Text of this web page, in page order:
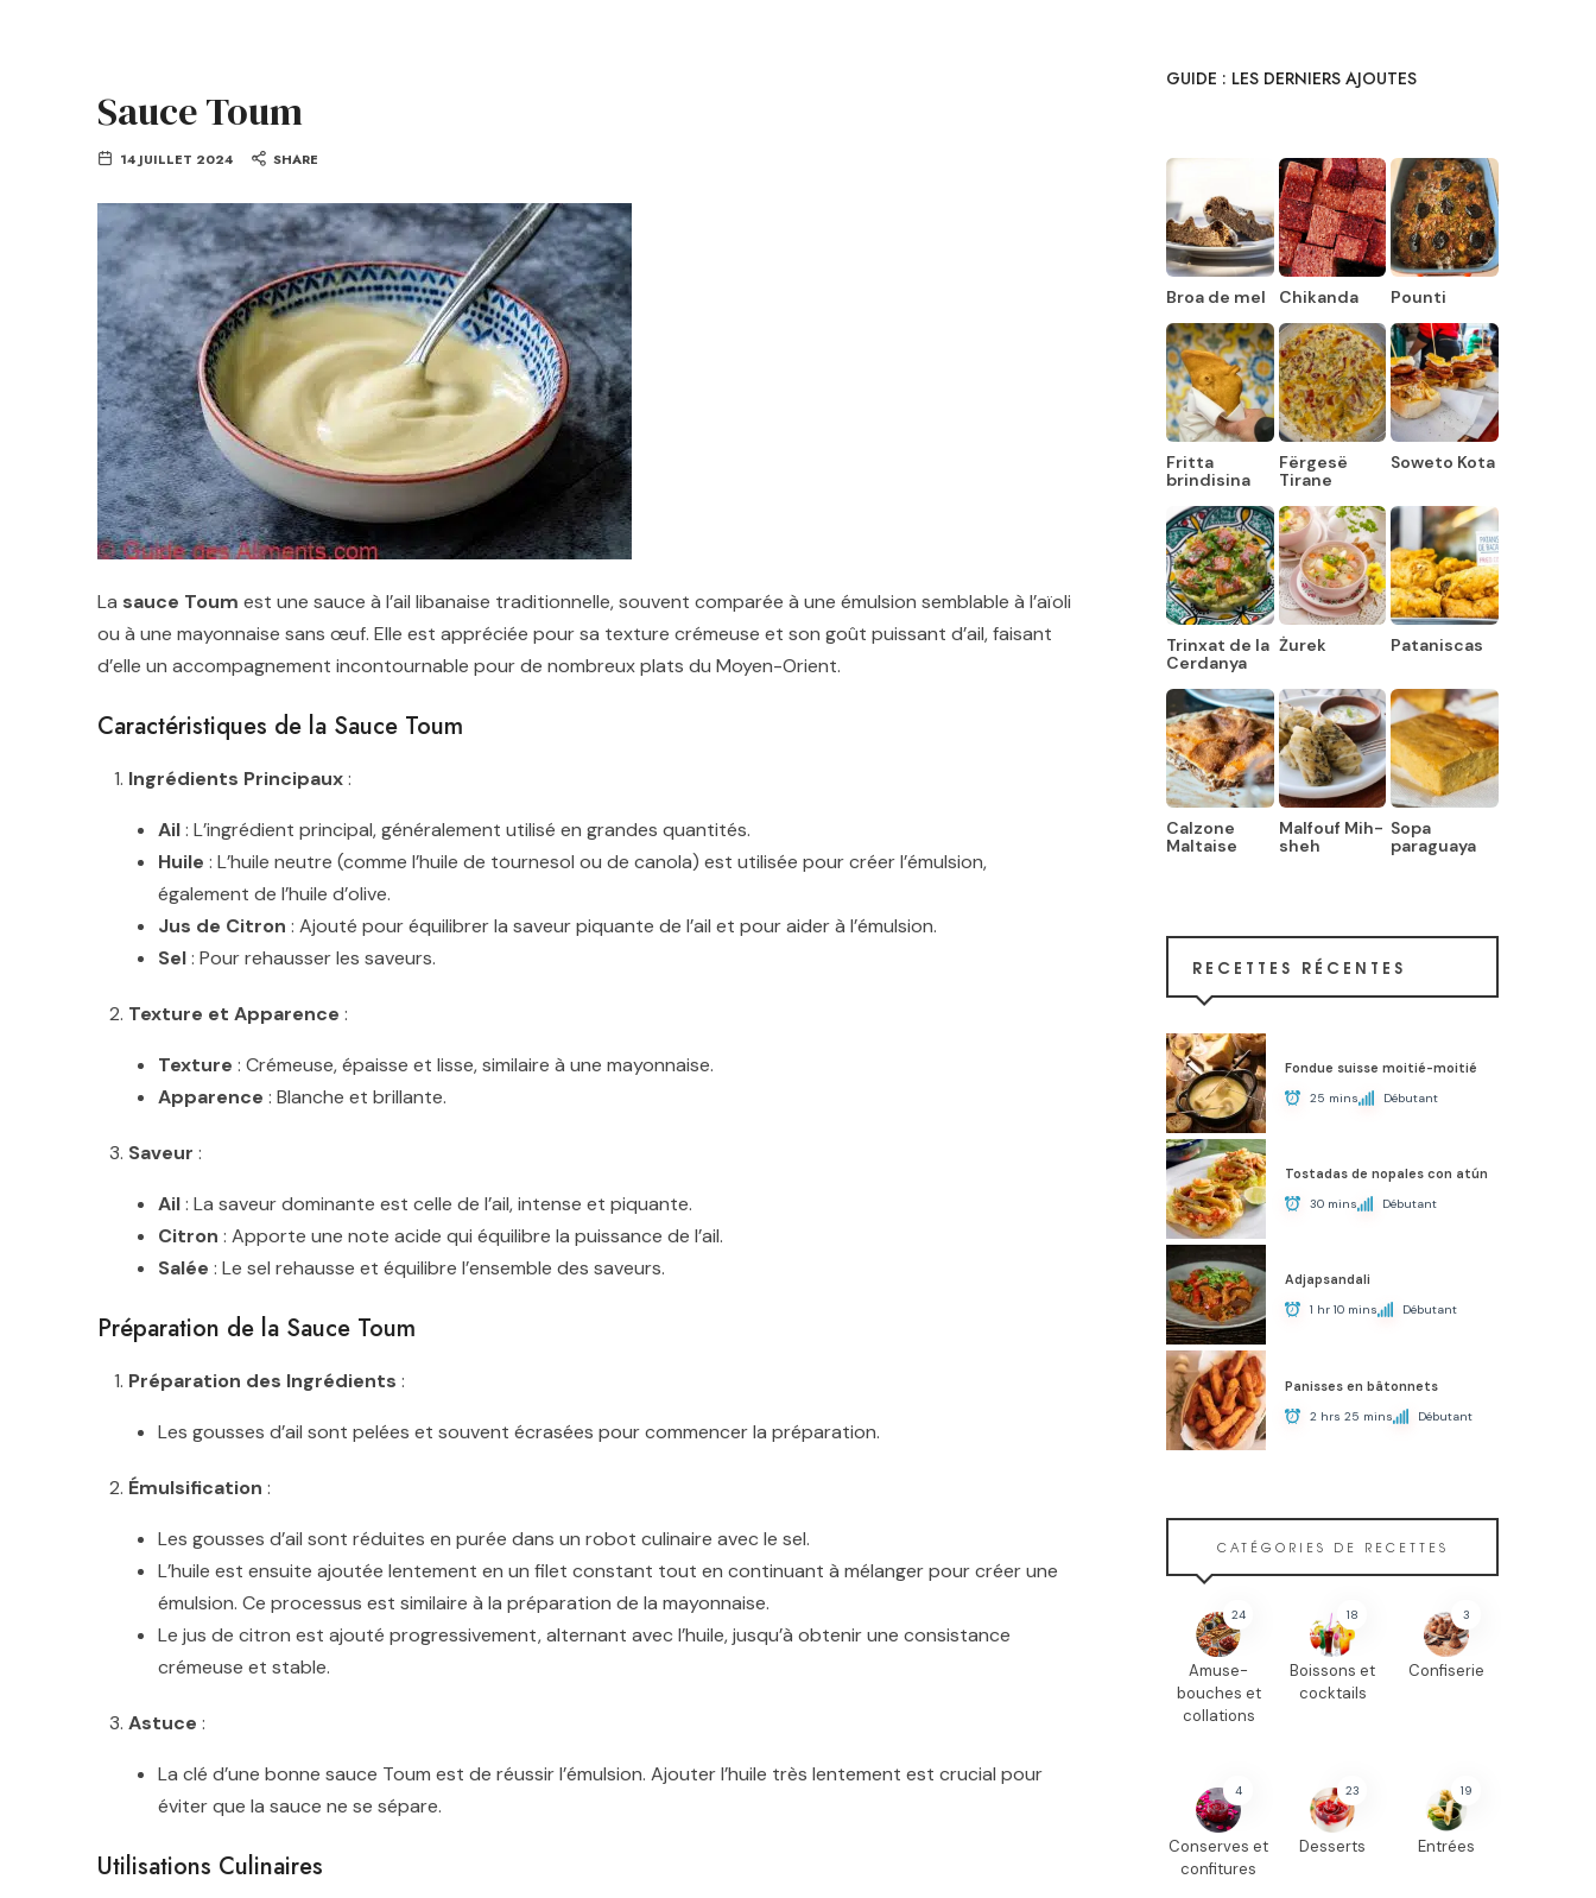
Sauce Toum
14 JUILLET 2024 SHARE
La sauce Toum est une sauce à l’ail libanaise traditionnelle, souvent comparée à une émulsion semblable à l’aïoli
ou à une mayonnaise sans œuf. Elle est appréciée pour sa texture crémeuse et son goût puissant d’ail, faisant
d’elle un accompagnement incontournable pour de nombreux plats du Moyen-Orient.
Caractéristiques de la Sauce Toum
Ingrédients Principaux:
Ail: L’ingrédient principal, généralement utilisé en grandes quantités.
Huile : L’huile neutre (comme l’huile de tournesol ou de canola) est utilisée pour créer l’émulsion,
également de l’huile d’olive.
Jus de Citron : Ajouté pour équilibrer la saveur piquante de l’ail et pour aider à l’émulsion.
Sel: Pour rehausser les saveurs.
Texture et Apparence :
Texture : Crémeuse, épaisse et lisse, similaire à une mayonnaise.
Apparence : Blanche et brillante.
Saveur :
Ail: La saveur dominante est celle de l’ail, intense et piquante.
Citron : Apporte une note acide qui équilibre la puissance de l’ail.
Salée : Le sel rehausse et équilibre l’ensemble des saveurs.
Préparation de la Sauce Toum
Préparation des Ingrédients :
Les gousses d’ail sont pelées et souvent écrasées pour commencer la préparation.
Émulsification :
Les gousses d’ail sont réduites en purée dans un robot culinaire avec le sel.
L’huile est ensuite ajoutée lentement en un filet constant tout en continuant à mélanger pour créer une
émulsion. Ce processus est similaire à la préparation de la mayonnaise.
Le jus de citron est ajouté progressivement, alternant avec l’huile, jusqu’à obtenir une consistance
crémeuse et stable.
Astuce :
La clé d’une bonne sauce Toum est de réussir l’émulsion. Ajouter l’huile très lentement est crucial pour
éviter que la sauce ne se sépare.
Utilisations Culinaires
GUIDE : LES DERNIERS AJOUTES
Broa de mel Chikanda Pounti
Fritta
brindisina
Fërgesë
Tirane
Soweto Kota
Trinxat de la
Cerdanya
Żurek Pataniscas
Calzone
Maltaise
Malfouf Mih-
sheh
Sopa
paraguaya
RECETTES RÉCENTES
Fondue suisse moitié-moitié
25 mins Débutant
Tostadas de nopales con atún
30 mins Débutant
Adjapsandali
1 hr 10 mins Débutant
Panisses en bâtonnets
2 hrs 25 mins Débutant
CATÉGORIES DE RECETTES
24
Amuse-
bouches et
collations
18
Boissons et
cocktails
3
Confiserie
4
Conserves et
confitures
23
Desserts
19
Entrées